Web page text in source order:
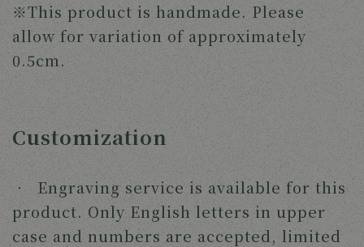
※This product is handmade. Please
allow for variation of approximately
0.5cm.
Customization
‧ Engraving service is available for this
product. Only English letters in upper
case and numbers are accepted, limited